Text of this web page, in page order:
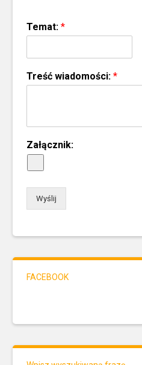
Temat: *
Treść wiadomości: *
Załącznik:
Wyślij
FACEBOOK